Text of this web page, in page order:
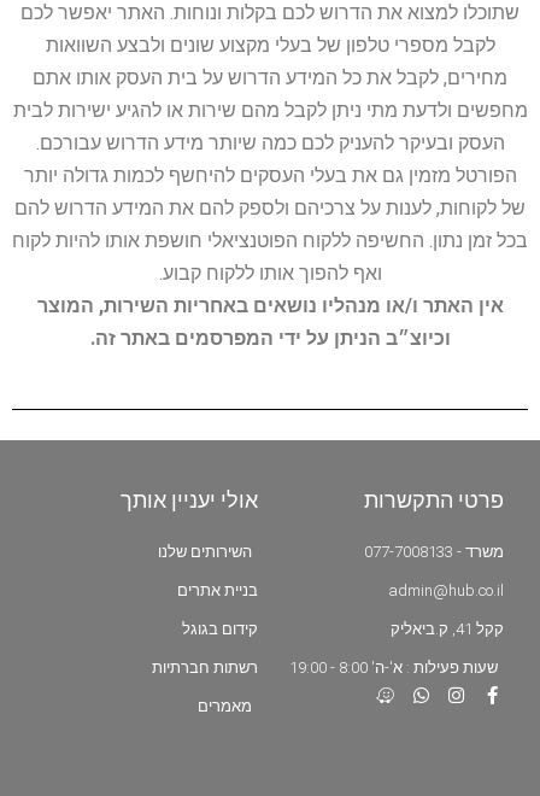
שתוכלו למצוא את הדרוש לכם בקלות ונוחות. האתר יאפשר לכם
לקבל מספרי טלפון של בעלי מקצוע שונים ולבצע השוואות
מחירים, לקבל את כל המידע הדרוש על בית העסק אותו אתם
מחפשים ולדעת מתי ניתן לקבל מהם שירות או להגיע ישירות לבית
העסק ובעיקר להעניק לכם כמה שיותר מידע הדרוש עבורכם.
הפורטל מזמין גם את בעלי העסקים להיחשף לכמות גדולה יותר
של לקוחות, לענות על צרכיהם ולספק להם את המידע הדרוש להם
בכל זמן נתון. החשיפה ללקוח הפוטנציאלי חושפת אותו להיות לקוח
ואף להפוך אותו ללקוח קבוע.
אין האתר ו/או מנהליו נושאים באחריות השירות, המוצר
וכיוצ״ב הניתן על ידי המפרסמים באתר זה.
פרטי התקשרות
משרד - 077-7008133
admin@hub.co.il
קקל 41, ק.ביאליק
שעות פעילות : א'-ה' 8:00 - 19:00
אולי יעניין אותך
השירותים שלנו
בניית אתרים
קידום בגוגל
רשתות חברתיות
מאמרים